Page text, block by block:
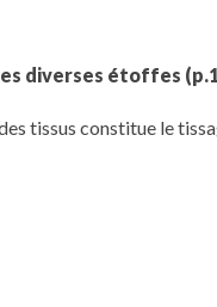
diverses étoffes
tissus constitue le